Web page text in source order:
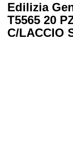
Edilizia
T5565 20
C/LACCIO